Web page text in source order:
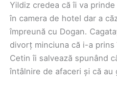
Yildiz credea că îi va
în camera de hotel dar a
împreună cu Dogan.
divorț minciuna că i-a
Cetin îi salvează spunând
întâlnire de afaceri și că au